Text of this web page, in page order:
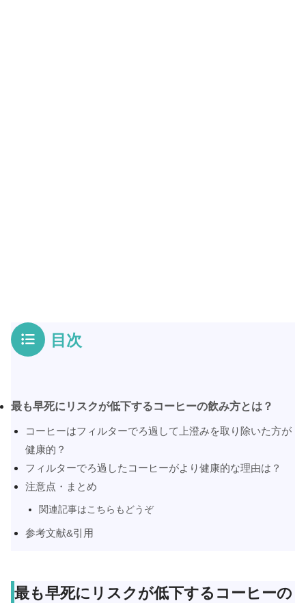
目次
最も早死にリスクが低下するコーヒーの飲み方とは？
コーヒーはフィルターでろ過して上澄みを取り除いた方が
健康的？
フィルターでろ過したコーヒーがより健康的な理由は？
注意点・まとめ
関連記事はこちらもどうぞ
参考文献&引用
最も早死にリスクが低下するコーヒーの